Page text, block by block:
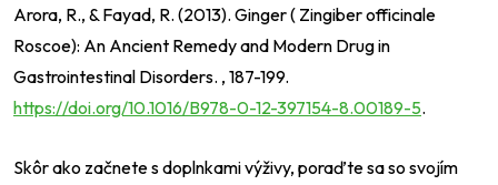
Arora, R., & Fayad, R. (2013). Ginger ( Zingiber officinale
Roscoe): An Ancient Remedy and Modern Drug in
Gastrointestinal Disorders. , 187-199.
https://doi.org/10.1016/B978-0-12-397154-8.00189-5.
Skôr ako začnete s doplnkami výživy, poraďte sa so svojím